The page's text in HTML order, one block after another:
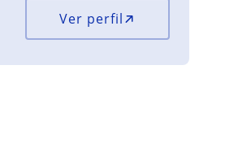
Ver perfil